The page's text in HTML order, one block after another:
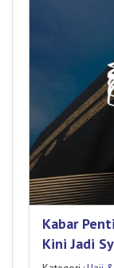
Kabar
Kini Jadi